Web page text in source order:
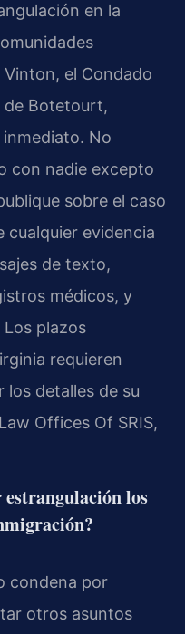
en la
el Condado
de Botetourt,
No
con nadie excepto
sobre el caso
cualquier evidencia
de texto,
médicos, y
plazos
requieren
los detalles de su
Offices Of SRIS,
estrangulación los
condena por
otros asuntos